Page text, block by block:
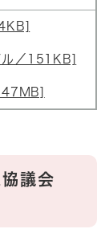
ル／151KB]
協議会